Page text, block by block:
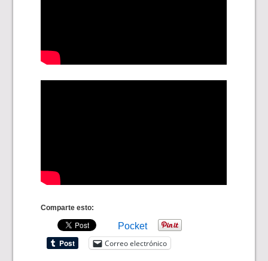
Comparte esto:
Pocket
Correo electrónico